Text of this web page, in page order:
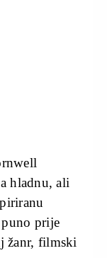
hladnu, ali
prije
žanr, filmski